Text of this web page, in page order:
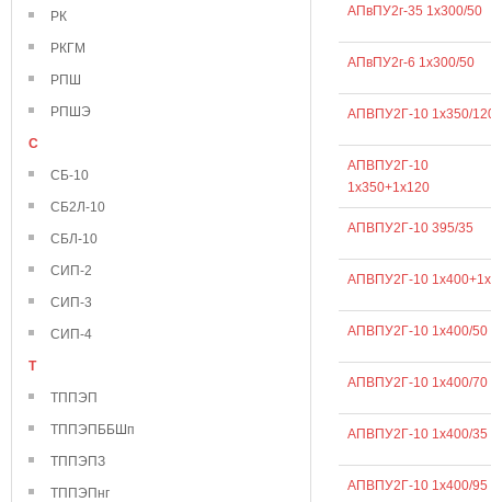
РК
РКГМ
РПШ
РПШЭ
С
СБ-10
СБ2Л-10
СБЛ-10
СИП-2
СИП-3
СИП-4
Т
ТППЭП
ТППЭПББШп
ТППЭПЗ
ТППЭПнг
АПвПУ2г-35 1х300/50
АПвПУ2г-6 1х300/50
АПВПУ2Г-10 1х350/
АПВПУ2Г-10
1х350+1х120
АПВПУ2Г-10 395/35
АПВПУ2Г-10
АПВПУ2Г-10 1х400/50
АПВПУ2Г-10 1х400/70
АПВПУ2Г-10 1х400/35
АПВПУ2Г-10 1х400/95